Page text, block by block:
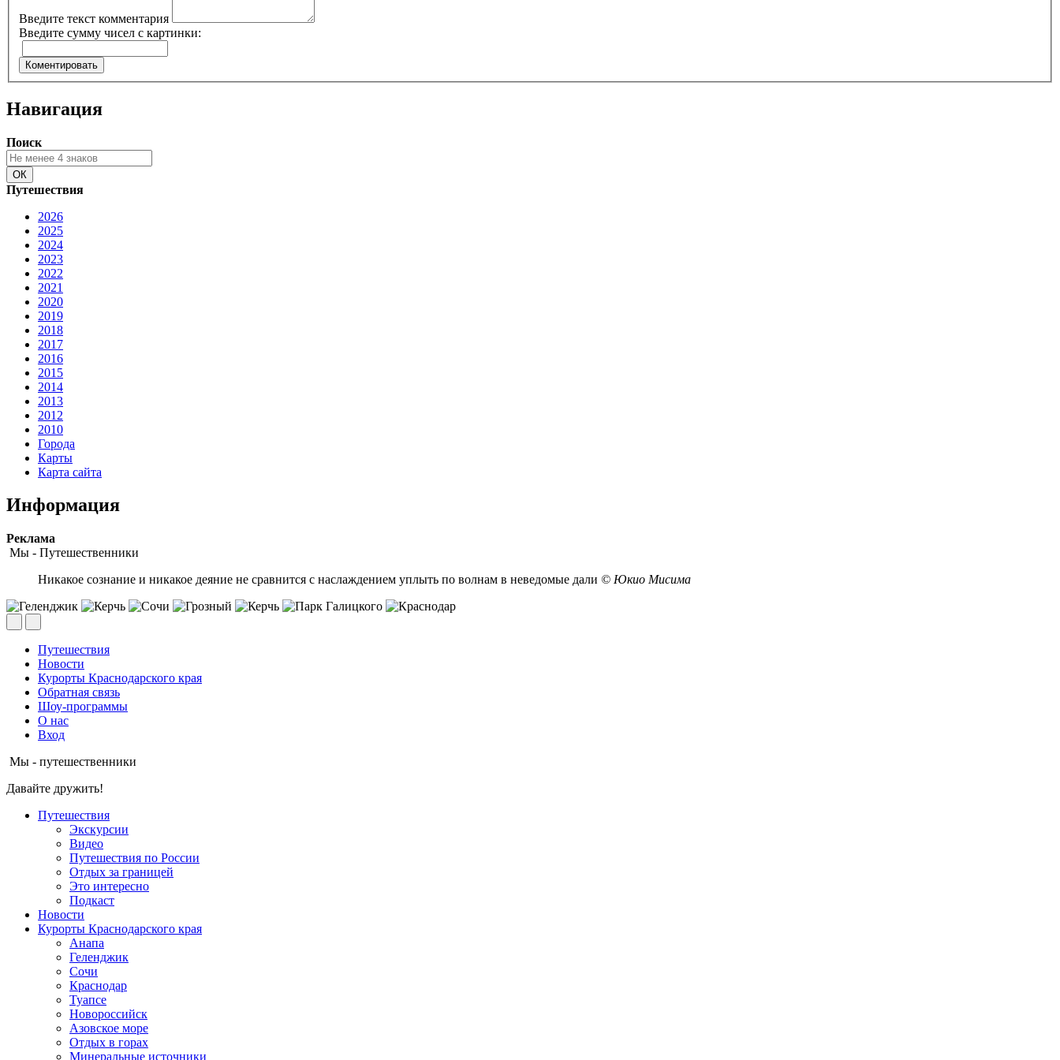
Введите текст комментария
Введите сумму чисел с картинки:
Навигация
Поиск
Путешествия
2026
2025
2024
2023
2022
2021
2020
2019
2018
2017
2016
2015
2014
2013
2012
2010
Города
Карты
Карта сайта
Информация
Peклaмa
Мы - Путешественники
Никакое сознание и никакое деяние не сравнится с наслаждением уплыть по волнам в неведомые дали © Юкио Мисима
Путешествия
Новости
Курорты Краснодарского края
Обратная связь
Шоу-программы
О нас
Вход
Мы - путешественники
Давайте дружить!
Путешествия
Экскурсии
Видео
Путешествия по России
Отдых за границей
Это интересно
Подкаст
Новости
Курорты Краснодарского края
Анапа
Геленджик
Сочи
Краснодар
Туапсе
Новороссийск
Азовское море
Отдых в горах
Минеральные источники